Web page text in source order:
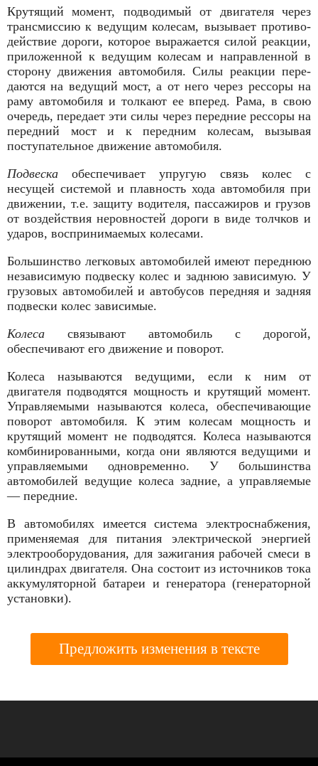
Крутящий момент, подво­димый от двигателя через
трансмиссию к ведущим колесам, вызывает противо­
действие дороги, которое выражается силой реакции,
приложенной к ведущим колесам и направленной в
сторону дви­жения автомобиля. Силы реакции пере­
даются на ведущий мост, а от него через рессоры на
раму автомобиля и толкают ее вперед. Рама, в свою
оче­редь, передает эти силы через передние рессоры на
передний мост и к перед­ним колесам, вызывая
поступательное движение автомобиля.
Подвескаобеспечивает упругую связь колес с
несущей систе­мой и плавность хода автомобиля при
движении, т.е. защиту во­дителя, пассажиров и грузов
от воздействия неровностей дороги в виде толчков и
ударов, воспринимаемых колесами.
Большинство легковых автомобилей имеют переднюю
незави­симую подвеску колес и заднюю зависимую. У
грузовых автомо­билей и автобусов передняя и задняя
подвески колес зависимые.
Колеса связывают автомобиль с дорогой,
обеспечивают его движение и поворот.
Колеса называются ведущими, если к ним от
двигателя подводятся мощность и крутящий момент.
Управляемыми называются колеса, обеспечивающие
поворот автомобиля. К этим колесам мощность и
крутящий момент не подводятся. Колеса называются
комбинированными, когда они являются ведущими и
управляе­мыми одновременно. У большинства
автомобилей ведущие колеса задние, а управляемые
— передние.
В автомобилях имеется система электроснабже­ния,
применяемая для питания электрической энергией
электрооборудования, для зажигания ра­бочей смеси в
цилиндрах двигателя. Она состоит из источников тока
аккумуляторной батареи и ге­нератора (генераторной
установки).
Предложить изменения в тексте